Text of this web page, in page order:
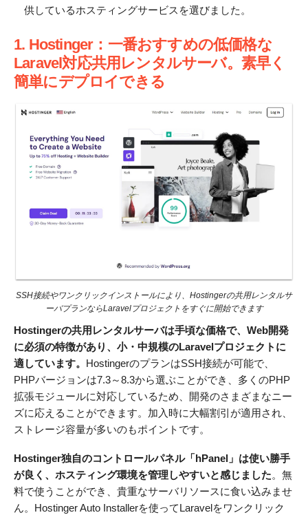
供しているホスティングサービスを選びました。
1. Hostinger：一番おすすめの低価格な
Laravel対応共用レンタルサーバ。素早く
簡単にデプロイできる
SSH接続やワンクリックインストールにより、Hostingerの共用レンタルサ
ーバプランならLaravelプロジェクトをすぐに開始できます
Hostingerの共用レンタルサーバは手頃な価格で、Web開発
に必須の特徴があり、小・中規模のLaravelプロジェクトに
適しています。 HostingerのプランはSSH接続が可能で、
PHPバージョンは7.3～8.3から選ぶことができ、多くのPHP
拡張モジュールに対応しているため、開発のさまざまなニー
ズに応えることができます。加入時に大幅割引が適用され、
ストレージ容量が多いのもポイントです。
Hostinger独自のコントロールパネル「hPanel」は使い勝手
が良く、ホスティング環境を管理しやすいと感じました。無
料で使うことができ、貴重なサーバリソースに食い込みませ
ん。Hostinger Auto Installerを使ってLaravelをワンクリック